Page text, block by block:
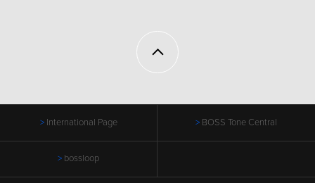
International Page BOSS Tone Central
bossloop